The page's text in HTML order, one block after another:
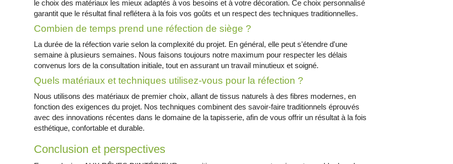
le choix des matériaux les mieux adaptés à vos besoins et à votre décoration. Ce choix personnalisé
garantit que le résultat final reflétera à la fois vos goûts et un respect des techniques traditionnelles.
Combien de temps prend une réfection de siège ?
La durée de la réfection varie selon la complexité du projet. En général, elle peut s'étendre d'une
semaine à plusieurs semaines. Nous faisons toujours notre maximum pour respecter les délais
convenus lors de la consultation initiale, tout en assurant un travail minutieux et soigné.
Quels matériaux et techniques utilisez-vous pour la réfection ?
Nous utilisons des matériaux de premier choix, allant de tissus naturels à des fibres modernes, en
fonction des exigences du projet. Nos techniques combinent des savoir-faire traditionnels éprouvés
avec des innovations récentes dans le domaine de la tapisserie, afin de vous offrir un résultat à la fois
esthétique, confortable et durable.
Conclusion et perspectives